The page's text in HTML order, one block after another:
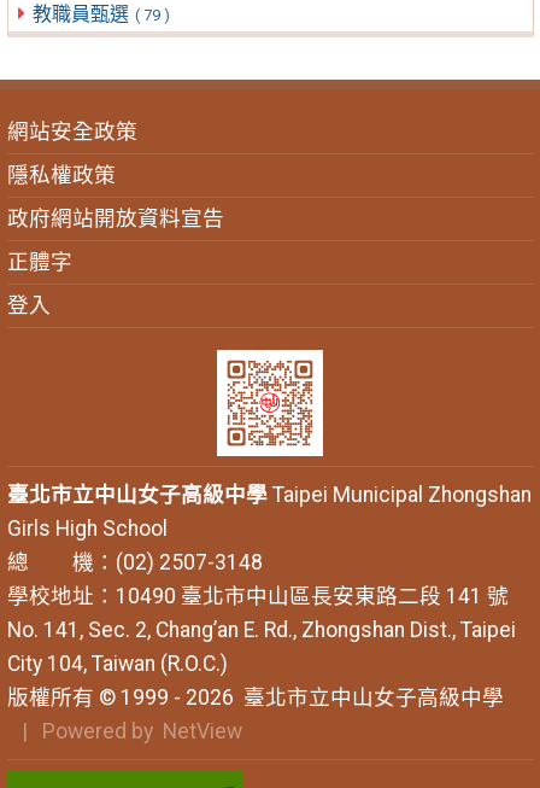
教職員甄選 ( 79 )
網站安全政策
隱私權政策
政府網站開放資料宣告
正體字
登入
臺北市立中山女子高級中學Taipei Municipal Zhongshan
Girls High School
總 機：(02) 2507-3148
學校地址：10490 臺北市中山區長安東路二段 141 號
No. 141, Sec. 2, Chang’an E. Rd., Zhongshan Dist., Taipei
City 104, Taiwan (R.O.C.)
版權所有 © 1999 - 2026 臺北市立中山女子高級中學
| Powered by NetView